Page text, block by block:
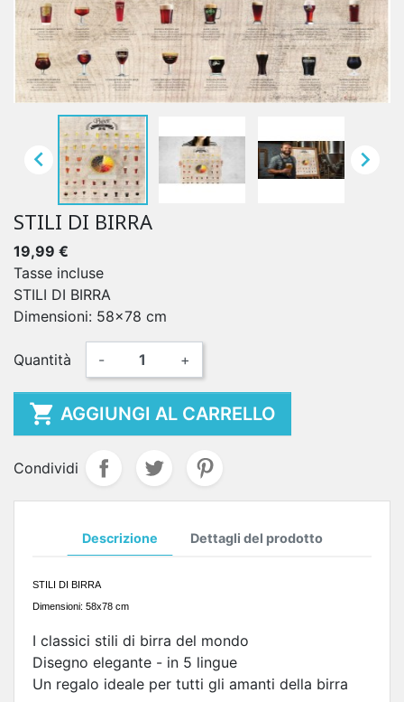
 
STILI DI BIRRA
19,99 €
Tasse incluse
STILI DI BIRRA
Dimensioni: 58x78 cm
Quantità - +
 AGGIUNGI AL CARRELLO
Condividi
Descrizione Dettagli del prodotto
STILI DI BIRRA
Dimensioni: 58x78 cm
I classici stili di birra del mondo
Disegno elegante - in 5 lingue
Un regalo ideale per tutti gli amanti della birra